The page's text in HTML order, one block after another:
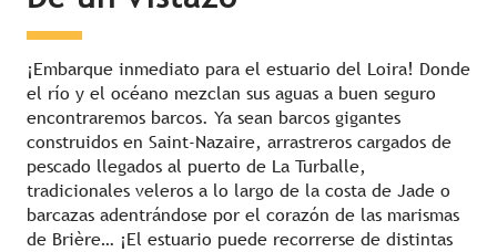
¡Embarque inmediato para el estuario del Loira! Donde
el río y el océano mezclan sus aguas a buen seguro
encontraremos barcos. Ya sean barcos gigantes
construidos en Saint-Nazaire, arrastreros cargados de
pescado llegados al puerto de La Turballe,
tradicionales veleros a lo largo de la costa de Jade o
barcazas adentrándose por el corazón de las marismas
de Brière… ¡El estuario puede recorrerse de distintas